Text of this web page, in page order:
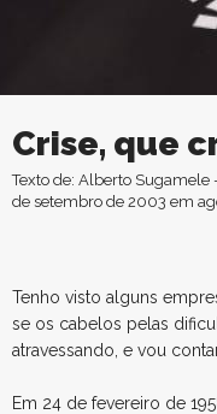
Crise, que
Texto de: Alberto Sugamele
de setembro de 2003 em
Tenho visto alguns
se os cabelos pelas
atravessando, e vou
Em 24 de fevereiro de